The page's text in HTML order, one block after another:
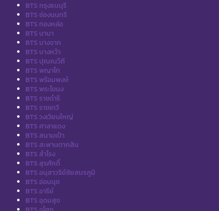
BTS กรุงธนบุรี
BTS ช่องนนทรี
BTS ทองหล่อ
BTS นานา
BTS บางจาก
BTS บางหว้า
BTS ปุณณวิถี
BTS พญาไท
BTS พร้อมพงษ์
BTS พระโขนง
BTS ราชดำริ
BTS ราชเทวี
BTS วงเวียนใหญ่
BTS ศาลาแดง
BTS สนามเป้า
BTS สะพานตากสิน
BTS สำโรง
BTS สุรศักดิ์
BTS อนุสาวรีย์ชัยสมรภูมิ
BTS อ่อนนุช
BTS อารีย์
BTS อุดมสุข